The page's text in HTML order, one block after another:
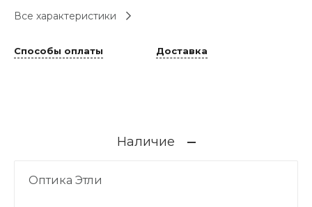
Все характеристики
Способы оплаты Доставка
Наличие
Оптика Этли